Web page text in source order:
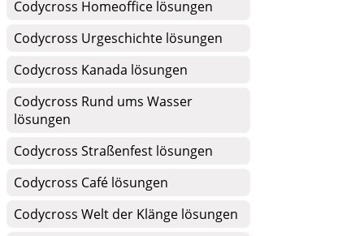
Codycross Homeoffice lösungen
Codycross Urgeschichte lösungen
Codycross Kanada lösungen
Codycross Rund ums Wasser
lösungen
Codycross Straßenfest lösungen
Codycross Café lösungen
Codycross Welt der Klänge lösungen